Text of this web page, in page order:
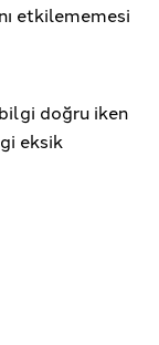
etkilememesi
doğru iken
eksik